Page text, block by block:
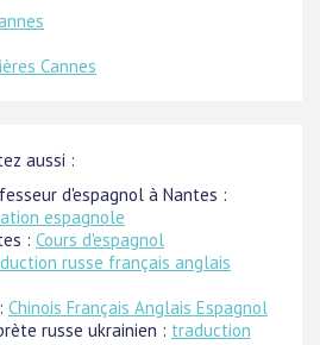
Cannes
aussi :
d'espagnol à Nantes :
espagnole
: Cours d'espagnol
russe français anglais
Chinois Français Anglais Espagnol
russe ukrainien : traduction